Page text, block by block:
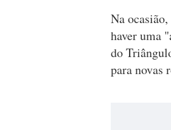
Na
haver uma
do
para novas